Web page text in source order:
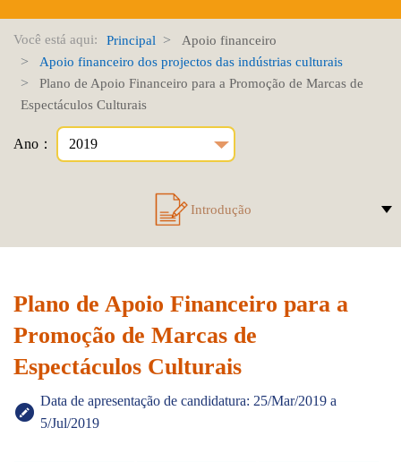
Você está aqui: Principal
Apoio financeiro
Apoio financeiro dos projectos das indústrias culturais
Plano de Apoio Financeiro para a Promoção de Marcas de
Espectáculos Culturais
Ano：
Introdução
Plano de Apoio Financeiro para a
Promoção de Marcas de
Espectáculos Culturais
Data de apresentação de candidatura: 25/Mar/2019 a
5/Jul/2019